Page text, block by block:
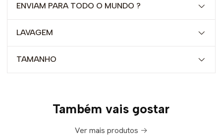
ENVIAM PARA TODO O MUNDO ?
LAVAGEM
TAMANHO
Também vais gostar
Ver mais produtos